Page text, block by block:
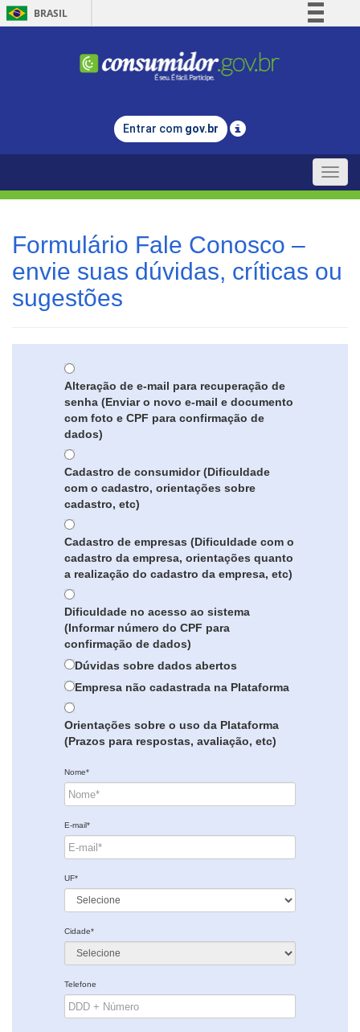
BRASIL
Comunica BR
Legislação
Entrar com gov.br
Toggle
Formulário Fale Conosco –
envie suas dúvidas, críticas ou
sugestões
Alteração de e-mail para recuperação de
senha (Enviar o novo e-mail e documento
com foto e CPF para confirmação de
dados)
Cadastro de consumidor (Dificuldade
com o cadastro, orientações sobre
cadastro, etc)
Cadastro de empresas (Dificuldade com o
cadastro da empresa, orientações quanto
a realização do cadastro da empresa, etc)
Dificuldade no acesso ao sistema
(Informar número do CPF para
confirmação de dados)
Dúvidas sobre dados abertos
Empresa não cadastrada na Plataforma
Orientações sobre o uso da Plataforma
(Prazos para respostas, avaliação, etc)
Nome*
E-mail*
UF*
Cidade*
Telefone